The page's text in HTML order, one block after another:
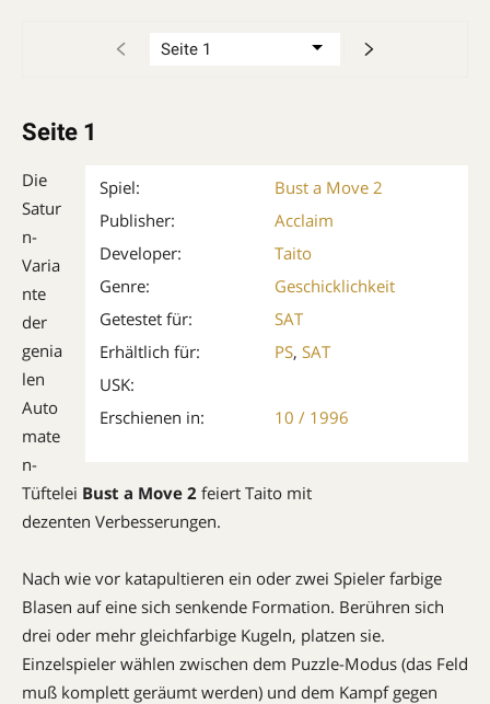
Seite 1
Spiel:
Bust a Move 2
Publisher:
Acclaim
Developer:
Taito
Genre:
Geschicklichkeit
Getestet für:
SAT
Erhältlich für:
PS, SAT
USK:
Erschienen in:
10 / 1996
Die
Satur
n-
Varia
nte
der
genia
len
Auto
mate
n-
Tüftelei Bust a Move 2 feiert Taito mit
dezenten Verbesserungen.
Nach wie vor katapultieren ein oder zwei Spieler farbige
Blasen auf eine sich senkende Formation. Berühren sich
drei oder mehr gleichfarbige Kugeln, platzen sie.
Einzelspieler wählen zwischen dem Puzzle-Modus (das Feld
muß komplett geräumt werden) und dem Kampf gegen